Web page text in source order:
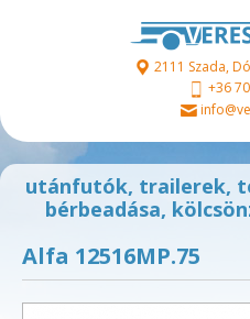
2111 Szada,
+36
utánfutók, trailerek,
bérbeadása,
Alfa 12516MP.75